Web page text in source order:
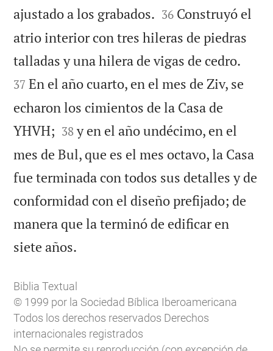
ajustado a los grabados. 

36 Construyó el
atrio interior con tres hileras de piedras
talladas y una hilera de vigas de cedro.
37 En el año cuarto, en el mes de Ziv, se
echaron los cimientos de la Casa de
YHVH; 

38 y en el año undécimo, en el
mes de Bul, que es el mes octavo, la Casa
fue terminada con todos sus detalles y de
conformidad con el diseño prefijado; de
manera que la terminó de edificar en
siete años.
Biblia Textual
© 1999 por la Sociedad Bíblica Iberoamericana
Todos los derechos reservados Derechos
internacionales registrados